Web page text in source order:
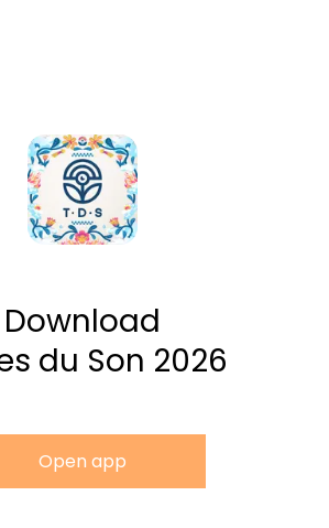
Download
du Son 2026
Open app